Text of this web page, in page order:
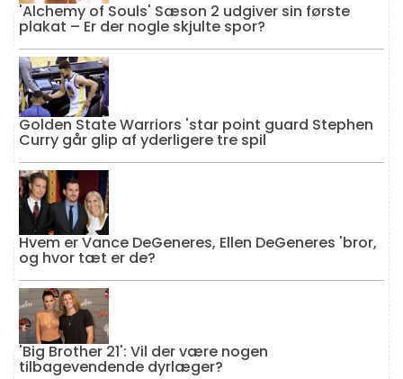
'Alchemy of Souls' Sæson 2 udgiver sin første
plakat – Er der nogle skjulte spor?
Golden State Warriors 'star point guard Stephen
Curry går glip af yderligere tre spil
Hvem er Vance DeGeneres, Ellen DeGeneres 'bror,
og hvor tæt er de?
'Big Brother 21': Vil der være nogen
tilbagevendende dyrlæger?